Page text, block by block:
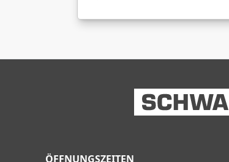
ÖFFNUNGSZEITEN